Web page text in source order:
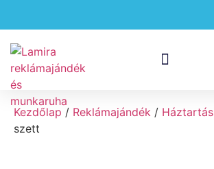
Kezdőlap / Reklámajándék / Háztartás
szett